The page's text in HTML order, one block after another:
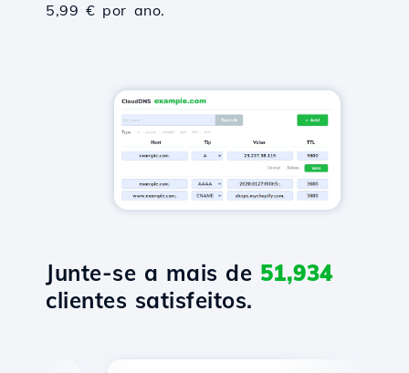
5,99 € por ano.
Junte-se a mais de 51,934
clientes satisfeitos.